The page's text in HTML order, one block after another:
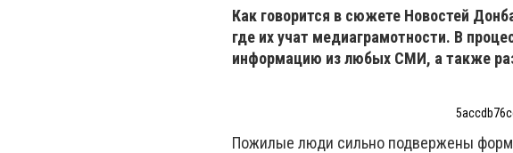
Как говорится в сюжете Новостей
где их учат медиаграмотности. В
информацию из любых СМИ, а также
Пожилые люди сильно подвержены